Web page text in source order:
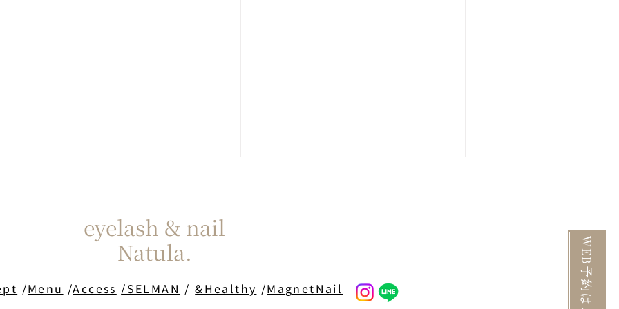
クレンジングと洗顔は、こだ
2025年肌を綺麗にする方法
eyelash & nail
Natula.
/Menu /Access /SELMAN /&Healthy /MagnetNail